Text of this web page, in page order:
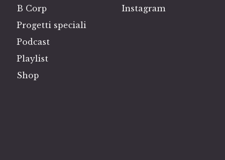
B Corp
Progetti speciali
Podcast
Playlist
Shop
Instagram